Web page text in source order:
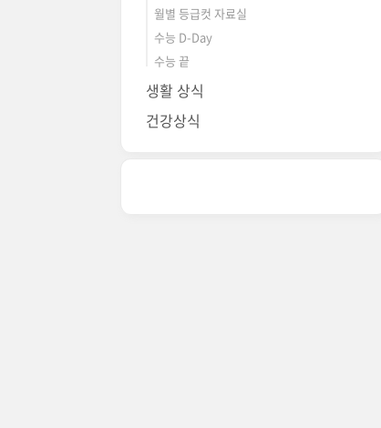
월별 등급컷 자료실
수능 D-Day
수능 끝
생활 상식
건강상식